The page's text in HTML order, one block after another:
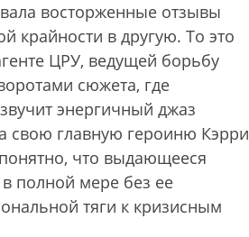
восторженные отзывы
крайности в другую. То это
ЦРУ, ведущей борьбу
сюжета, где
энергичный джаз
свою главную героиню Кэрри
что выдающееся
полной мере без ее
тяги к кризисным